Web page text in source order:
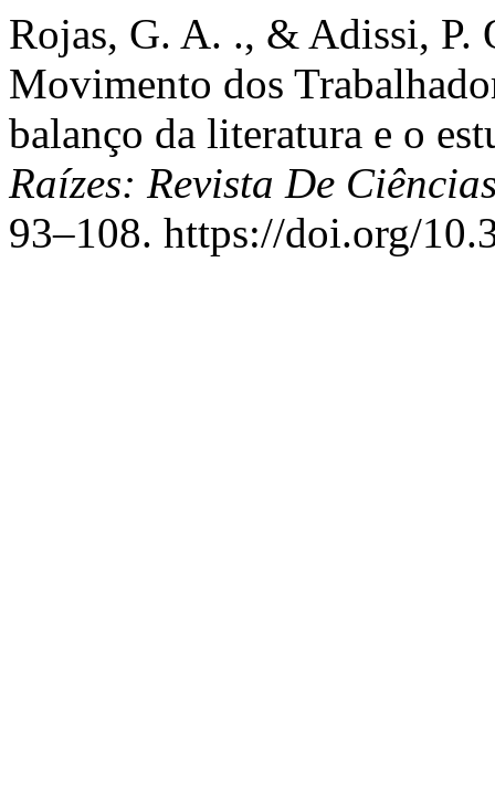
Rojas, G. A. ., & Adissi, P.
Movimento dos
balanço da literatura e o
Raízes: Revista De
93–108. https://doi.org/